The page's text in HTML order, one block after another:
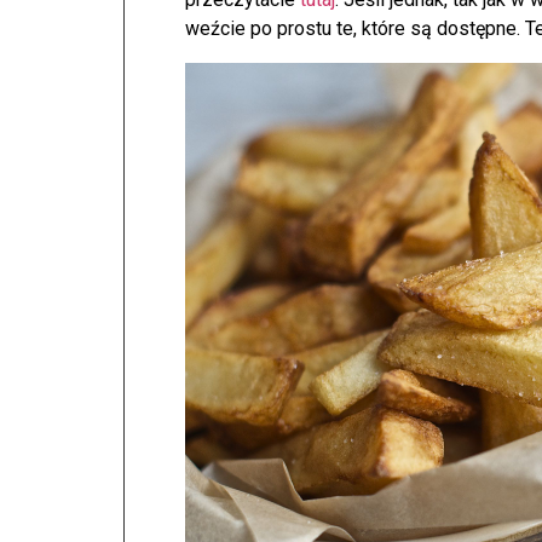
weźcie po prostu te, które są dostępne.